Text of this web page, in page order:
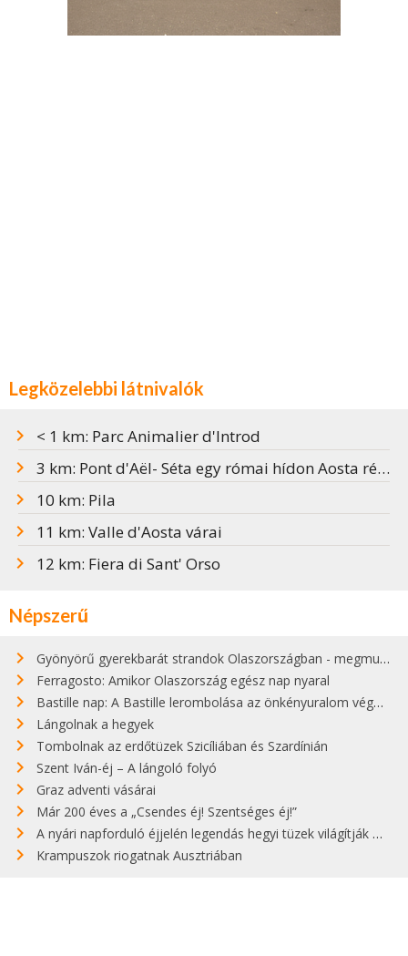
Legközelebbi látnivalók
< 1 km: Parc Animalier d'Introd
3 km: Pont d'Aël- Séta egy római hídon Aosta régióban
10 km: Pila
11 km: Valle d'Aosta várai
12 km: Fiera di Sant' Orso
Népszerű
Gyönyörű gyerekbarát strandok Olaszországban - megmutatjuk a 15 legjobbat
Ferragosto: Amikor Olaszország egész nap nyaral
Bastille nap: A Bastille lerombolása az önkényuralom végét jelentette
Lángolnak a hegyek
Tombolnak az erdőtüzek Szicíliában és Szardínián
Szent Iván-éj – A lángoló folyó
Graz adventi vásárai
Már 200 éves a „Csendes éj! Szentséges éj!”
A nyári napforduló éjjelén legendás hegyi tüzek világítják meg Zugspitzét
Krampuszok riogatnak Ausztriában